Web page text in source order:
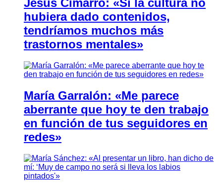
Jesús Cimarro: «Si la cultura no
hubiera dado contenidos,
tendríamos muchos más
trastornos mentales»
María Garralón: «Me parece
aberrante que hoy te den trabajo
en función de tus seguidores en
redes»